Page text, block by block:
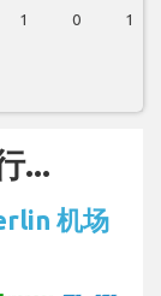
1 0 1
...
机场